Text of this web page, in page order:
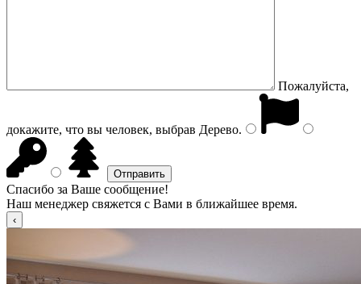
Пожалуйста,
докажите, что вы человек, выбрав Дерево.
Спасибо за Ваше сообщение!
Наш менеджер свяжется с Вами в ближайшее время.